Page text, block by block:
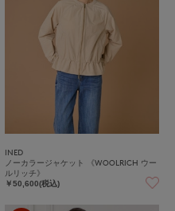
INED
ノーカラージャケット 《WOOLRICH ウー
ルリッチ》
￥50,600(税込)